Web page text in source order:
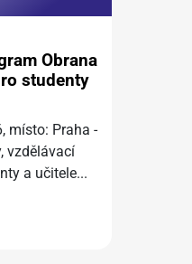
Obrana
studenty
místo: Praha -
vzdělávací
a učitele...